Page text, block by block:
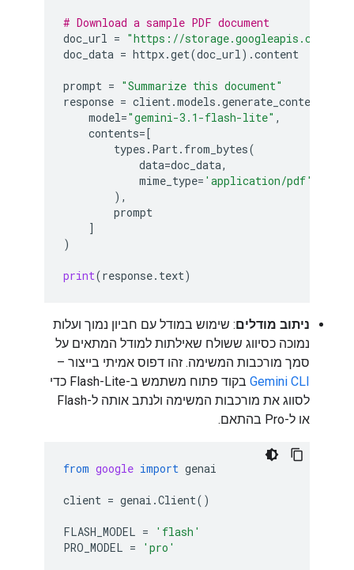
# Download a sample PDF document
doc_url = "https://storage.googleapis.com/
doc_data = httpx.get(doc_url) .content
prompt = "Summarize this document"
response = client.models .generate_content
model="gemini-3.1-flash-lite" ,
contents=[
types . Part. from_bytes(
data=doc_data,
mime_type= 'application/pdf'
),
prompt
]
)
print(response. text)
ניתוב מודלים: שימוש במודל עם חביון נמוך ועלות
נמוכה כסיווג ששולח שאילתות למודל המתאים על
סמך מורכבות המשימה. זהו דפוס אמיתי בייצור –
Gemini CLI
בקוד פתוח משתמש ב-Flash-Lite כדי
לסווג את מורכבות המשימה ולנתב אותה ל-Flash
או ל-Pro בהתאם.
from google import genai
client = genai .Client()
FLASH_MODEL =
'flash'
PRO_MODEL = 'pro'